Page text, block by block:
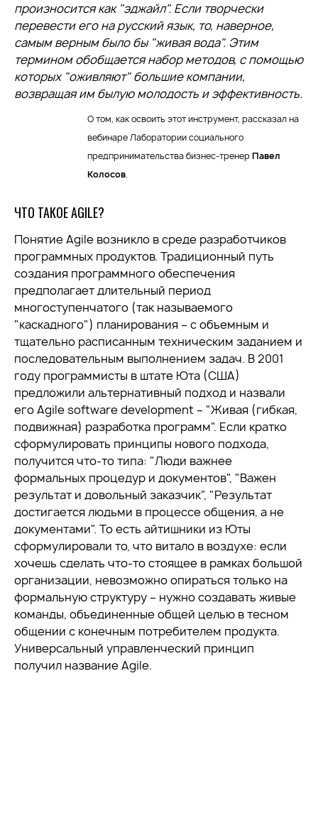
произносится как "эджайл". Если творчески
перевести его на русский язык, то, наверное,
самым верным было бы "живая вода". Этим
термином обобщается набор методов, с помощью
которых "оживляют" большие компании,
возвращая им былую молодость и эффективность.
О том, как освоить этот инструмент, рассказал на
вебинаре Лаборатории социального
предпринимательства бизнес-тренер Павел
Колосов.
ЧТО ТАКОЕ AGILE?
Понятие Agile возникло в среде разработчиков
программных продуктов. Традиционный путь
создания программного обеспечения
предполагает длительный период
многоступенчатого (так называемого
"каскадного") планирования – с объемным и
тщательно расписанным техническим заданием и
последовательным выполнением задач. В 2001
году программисты в штате Юта (США)
предложили альтернативный подход и назвали
его Agile software development – "Живая (гибкая,
подвижная) разработка программ". Если кратко
сформулировать принципы нового подхода,
получится что-то типа: "Люди важнее
формальных процедур и документов", "Важен
результат и довольный заказчик", "Результат
достигается людьми в процессе общения, а не
документами". То есть айтишники из Юты
сформулировали то, что витало в воздухе: если
хочешь сделать что-то стоящее в рамках большой
организации, невозможно опираться только на
формальную структуру – нужно создавать живые
команды, объединенные общей целью в тесном
общении с конечным потребителем продукта.
Универсальный управленческий принцип
получил название Agile.